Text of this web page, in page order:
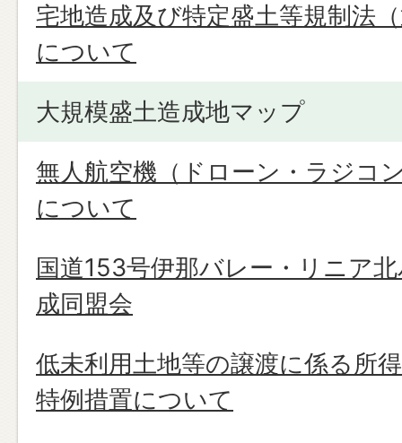
宅地造成及び特定盛土等規制法
について
大規模盛土造成地マップ
無人航空機（ドローン・ラジコ
について
国道153号伊那バレー・リニア
成同盟会
低未利用土地等の譲渡に係る所
特例措置について